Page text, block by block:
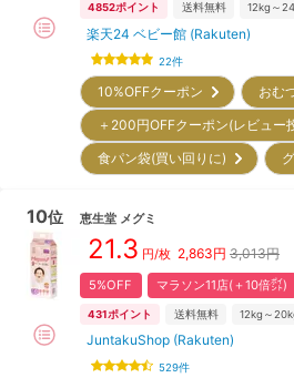
4852ポイント 送料無料 12kg～
楽天24 ベビー館 (Rakuten)
22件
10%OFFクーポン おむ
＋200円OFFクーポン(レビュ
食パン袋(買い回りに)
10位 恵生堂 メグミ
21.3 円/枚 2,863円 3,013円
5%OFF マラソン11店(＋10倍㌽)
431ポイント 送料無料 12kg～
JuntakuShop (Rakuten)
529件